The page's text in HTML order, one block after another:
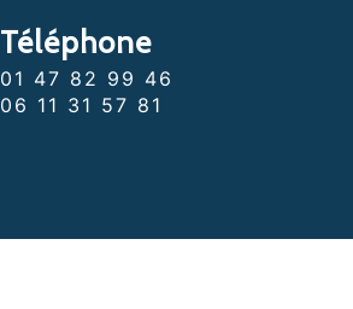
Téléphone
01 47 82 99 46
06 11 31 57 81